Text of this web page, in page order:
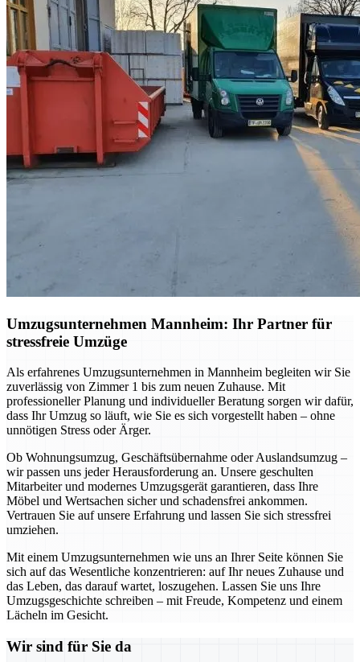
Umzugsunternehmen Mannheim: Ihr Partner für
stressfreie Umzüge
Als erfahrenes Umzugsunternehmen in Mannheim begleiten wir Sie
zuverlässig von Zimmer 1 bis zum neuen Zuhause. Mit
professioneller Planung und individueller Beratung sorgen wir dafür,
dass Ihr Umzug so läuft, wie Sie es sich vorgestellt haben – ohne
unnötigen Stress oder Ärger.
Ob Wohnungsumzug, Geschäftsübernahme oder Auslandsumzug –
wir passen uns jeder Herausforderung an. Unsere geschulten
Mitarbeiter und modernes Umzugsgerät garantieren, dass Ihre
Möbel und Wertsachen sicher und schadensfrei ankommen.
Vertrauen Sie auf unsere Erfahrung und lassen Sie sich stressfrei
umziehen.
Mit einem Umzugsunternehmen wie uns an Ihrer Seite können Sie
sich auf das Wesentliche konzentrieren: auf Ihr neues Zuhause und
das Leben, das darauf wartet, loszugehen. Lassen Sie uns Ihre
Umzugsgeschichte schreiben – mit Freude, Kompetenz und einem
Lächeln im Gesicht.
Wir sind für Sie da